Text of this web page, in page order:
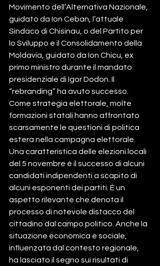
Movimento dell’Alternativa Nazionale,
guidato da Ion Ceban, l’attuale
Sindaco di Chisinau, o del Partito per
lo Sviluppo e il Consolidamento della
Moldavia, guidato da Ion Chicu, ex
primo ministro durante il mandato
presidenziale di Igor Dodon. Il
“rebranding” ha avuto successo.
Come strategia elettorale, molte
formazioni statali hanno affrontato
scarsamente le questioni di politica
estera nella campagna elettorale.
Una caratteristica delle elezioni locali
del 5 novembre è il successo di alcuni
candidati indipendenti a scapito di
alcuni esponenti dei partiti. È un
aspetto rilevante che denota il
processo di notevole distacco del
cittadino dal campo politico. Anche la
situazione economica e sociale,
influenzata dal contesto regionale,
ha lasciato il segno sui risultati di